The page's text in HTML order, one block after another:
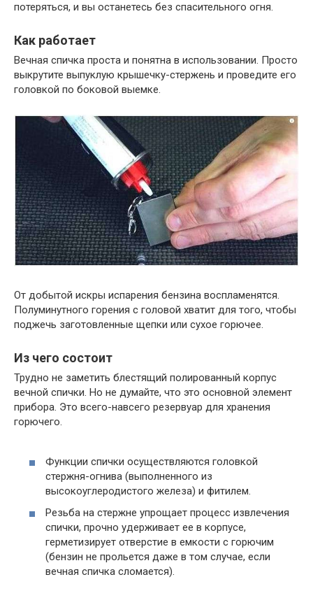
потеряться, и вы останетесь без спасительного огня.
Как работает
Вечная спичка проста и понятна в использовании. Просто
выкрутите выпуклую крышечку-стержень и проведите его
головкой по боковой выемке.
От добытой искры испарения бензина воспламенятся.
Полуминутного горения с головой хватит для того, чтобы
поджечь заготовленные щепки или сухое горючее.
Из чего состоит
Трудно не заметить блестящий полированный корпус
вечной спички. Но не думайте, что это основной элемент
прибора. Это всего-навсего резервуар для хранения
горючего.
Функции спички осуществляются головкой
стержня-огнива (выполненного из
высокоуглеродистого железа) и фитилем.
Резьба на стержне упрощает процесс извлечения
спички, прочно удерживает ее в корпусе,
герметизирует отверстие в емкости с горючим
(бензин не прольется даже в том случае, если
вечная спичка сломается).